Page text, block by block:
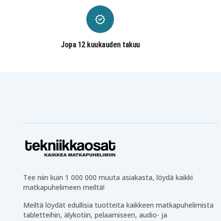
Jopa 12 kuukauden takuu
Tee niin kuin 1 000 000 muuta asiakasta, löydä kaikki
matkapuhelimeen meiltä!
Meiltä löydät edullisia tuotteita kaikkeen matkapuhelimista
tabletteihin, älykotiin, pelaamiseen, audio- ja